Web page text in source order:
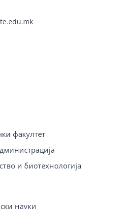
факултет
и биотехнологија
науки